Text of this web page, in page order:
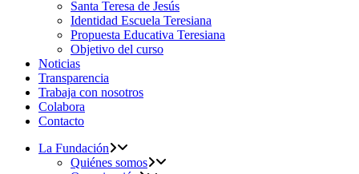
Santa Teresa de Jesús
Identidad Escuela Teresiana
Propuesta Educativa Teresiana
Objetivo del curso
Noticias
Transparencia
Trabaja con nosotros
Colabora
Contacto
La Fundación
Quiénes somos